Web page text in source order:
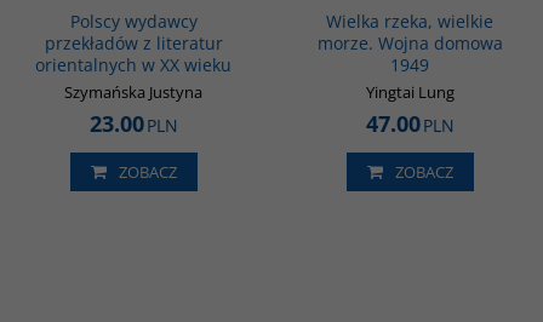
Polscy wydawcy
przekładów z literatur
orientalnych w XX wieku
Szymańska Justyna
23.00PLN
ZOBACZ
Wielka rzeka, wielkie
morze. Wojna domowa
1949
Yingtai Lung
47.00PLN
ZOBACZ